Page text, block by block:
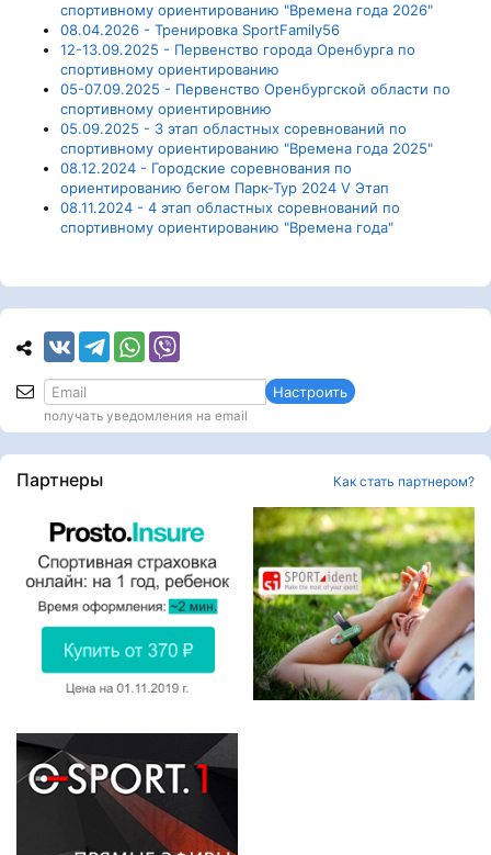
спортивному ориентированию "Времена года 2026"
08.04.2026 - Тренировка SportFamily56
12-13.09.2025 - Первенство города Оренбурга по
спортивному ориентированию
05-07.09.2025 - Первенство Оренбургской области по
спортивному ориентировнию
05.09.2025 - 3 этап областных соревнований по
спортивному ориентированию "Времена года 2025"
08.12.2024 - Городские соревнования по
ориентированию бегом Парк-Тур 2024 V Этап
08.11.2024 - 4 этап областных соревнований по
спортивному ориентированию "Времена года"
Настроить
получать уведомления на email
Партнеры Как стать партнером?